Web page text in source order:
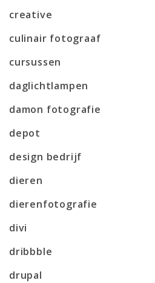
creative
culinair fotograaf
cursussen
daglichtlampen
damon fotografie
depot
design bedrijf
dieren
dierenfotografie
divi
dribbble
drupal